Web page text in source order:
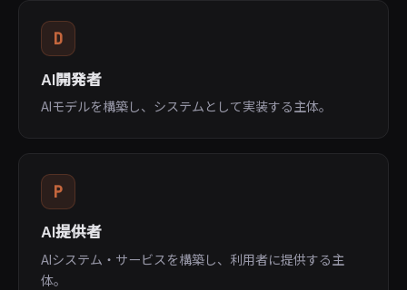
D
AI開発者
AIモデルを構築し、システムとして実装する主体。
P
AI提供者
AIシステム・サービスを構築し、利用者に提供する主
体。